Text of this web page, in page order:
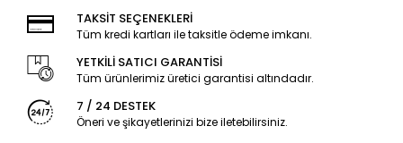
TAKSİT SEÇENEKLERİ
Tüm kredi kartları ile taksitle ödeme imkanı.
YETKİLİ SATICI GARANTİSİ
Tüm ürünlerimiz üretici garantisi altındadır.
7 / 24 DESTEK
Öneri ve şikayetlerinizi bize iletebilirsiniz.